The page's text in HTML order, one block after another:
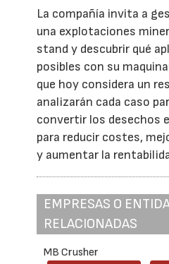
La compañía invita a
una explotaciones
stand y descubrir qué
posibles con su
que hoy considera un
analizarán cada caso
convertir los desechos
para reducir costes,
y aumentar la
EMPRESAS O
RELACIONADAS
MB Crusher